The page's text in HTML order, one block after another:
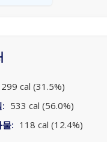
299 cal (31.5%)
533 cal (56.0%)
물: 118 cal (12.4%)